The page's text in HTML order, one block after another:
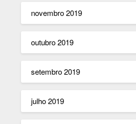
novembro 2019
outubro 2019
setembro 2019
julho 2019